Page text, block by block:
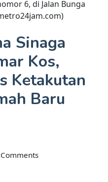
6, di Jalan Bunga
Sinaga
Kos,
Ketakutan
Baru